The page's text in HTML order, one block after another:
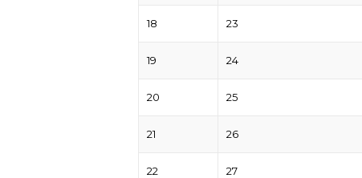
18 23
19 24
20 25
21 26
22 27